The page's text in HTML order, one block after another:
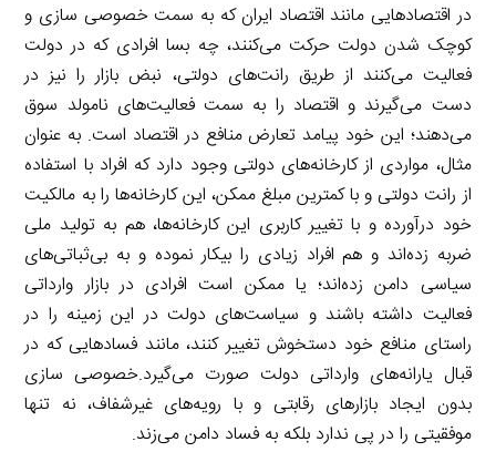
در اقتصادهایی مانند اقتصاد ایران که به سمت خصوصی سازی و
کوچک شدن دولت حرکت می‌کنند، چه بسا افرادی که در دولت
فعالیت می‌کنند از طریق رانت‌های دولتی، نبض بازار را نیز در
دست می‌گیرند و اقتصاد را به سمت فعالیت‌های نامولد سوق
می‌دهند؛ این خود پیامد تعارض منافع در اقتصاد است. به عنوان
مثال، مواردی از کارخانه‌های دولتی وجود دارد که افراد با استفاده
از رانت دولتی و با کمترین مبلغ ممکن، این کارخانه‌ها را به مالکیت
خود درآورده و با تغییر کاربری این کارخانه‌ها، هم به تولید ملی
ضربه زده‌اند و هم افراد زیادی را بیکار نموده و به بی‌ثباتی‌های
سیاسی دامن زده‌اند؛ یا ممکن است افرادی در بازار وارداتی
فعالیت داشته باشند و سیاست‌های دولت در این زمینه را در
راستای منافع خود دستخوش تغییر کنند، مانند فسادهایی که در
قبال یارانه‌های وارداتی دولت صورت می‌گیرد.خصوصی سازی
بدون ایجاد بازارهای رقابتی و با رویه‌های غیرشفاف، نه تنها
موفقیتی را در پی ندارد بلکه به فساد دامن می‌زند.